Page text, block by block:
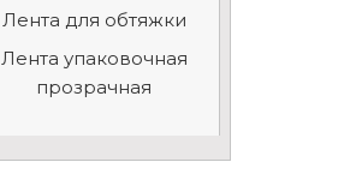
Лента для обтяжки
Лента упаковочная
прозрачная